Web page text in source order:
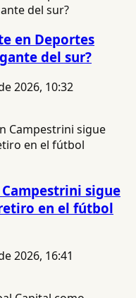
en Deportes
del sur?
2026, 10:32
sigue
en el fútbol
2026, 16:41